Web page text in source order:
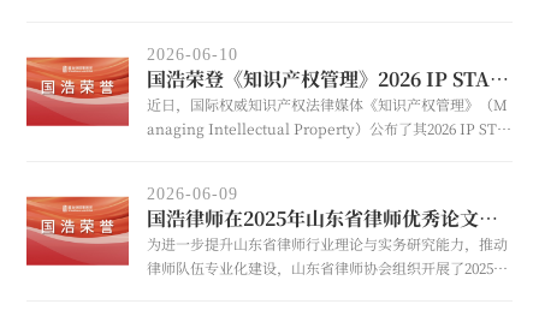
研究中心主任、国浩上海合伙人刘维荣膺2026胡润智榜·大
中华区卓越推荐律师（境内外资本市场）“行业元老”称
号，国浩杭州管理合伙人王侃荣膺2026胡润智榜·大中华区
卓越推荐律师（境内外资本市场）“行业先锋+”称号，
2026-06-10
国浩荣登《知识产权管理》2026 IP STARS中国律所排名，邱奎霖律师荣膺“专利之星”称号
近日，国际权威知识产权法律媒体《知识产权管理》（M
anaging Intellectual Property）公布了其2026 IP STA
任、国浩南京管理合伙人邱奎霖荣膺“专利之星（Patent
star）”称号。
2026-06-09
国浩律师在2025年山东省律师优秀论文评选中斩获佳绩
为进一步提升山东省律师行业理论与实务研究能力，推动
律师队伍专业化建设，山东省律师协会组织开展了2025年